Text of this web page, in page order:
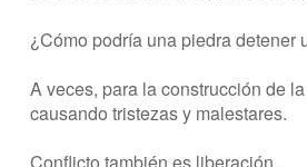
¿Cómo podría una piedra detener
A veces, para la construcción de
causando tristezas y malestares.